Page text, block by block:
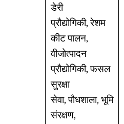
डेरी
प्रौद्योगिकी, रेशम
कीट पालन,
वीजोत्पादन
प्रौद्योगिकी, फसल
सुरक्षा
सेवा, पौधशाला, भूमि
संरक्षण,